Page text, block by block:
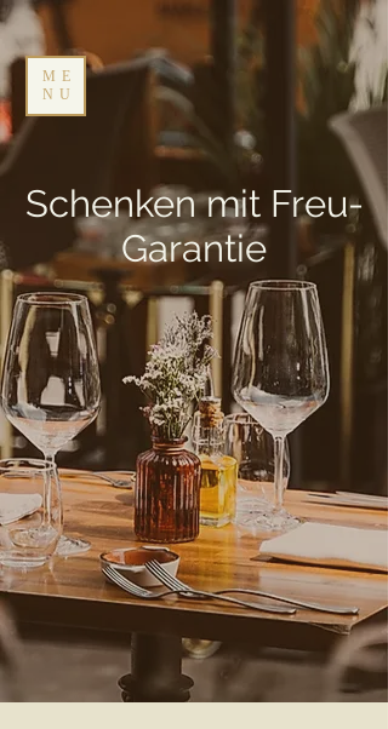
ME
NU
Schenken mit Freu-
Garantie